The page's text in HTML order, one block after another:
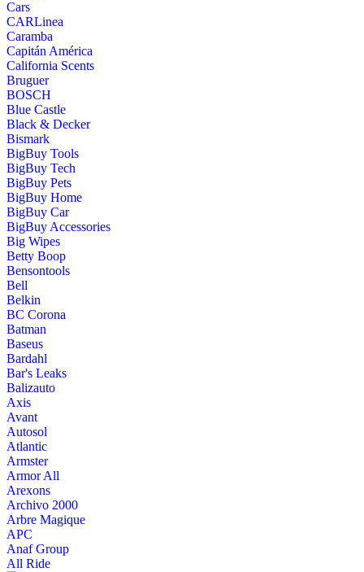
Cars
CARLinea
Caramba
Capitán América
California Scents
Bruguer
BOSCH
Blue Castle
Black & Decker
Bismark
BigBuy Tools
BigBuy Tech
BigBuy Pets
BigBuy Home
BigBuy Car
BigBuy Accessories
Big Wipes
Betty Boop
Bensontools
Bell
Belkin
BC Corona
Batman
Baseus
Bardahl
Bar's Leaks
Balizauto
Axis
Avant
Autosol
Atlantic
Armster
Armor All
Arexons
Archivo 2000
Arbre Magique
APC
Anaf Group
All Ride